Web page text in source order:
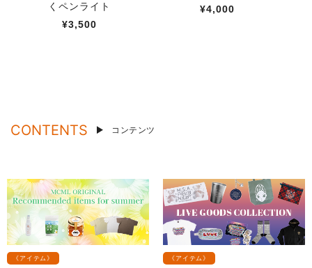
くペンライト
¥3,500
¥4,000
CONTENTS コンテンツ
《アイテム》 《アイテム》